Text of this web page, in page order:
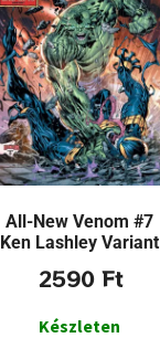
All-New Venom #7
Ken Lashley Variant
2590 Ft
Készleten